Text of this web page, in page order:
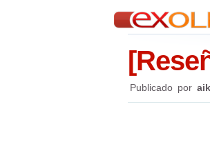
Publicado por